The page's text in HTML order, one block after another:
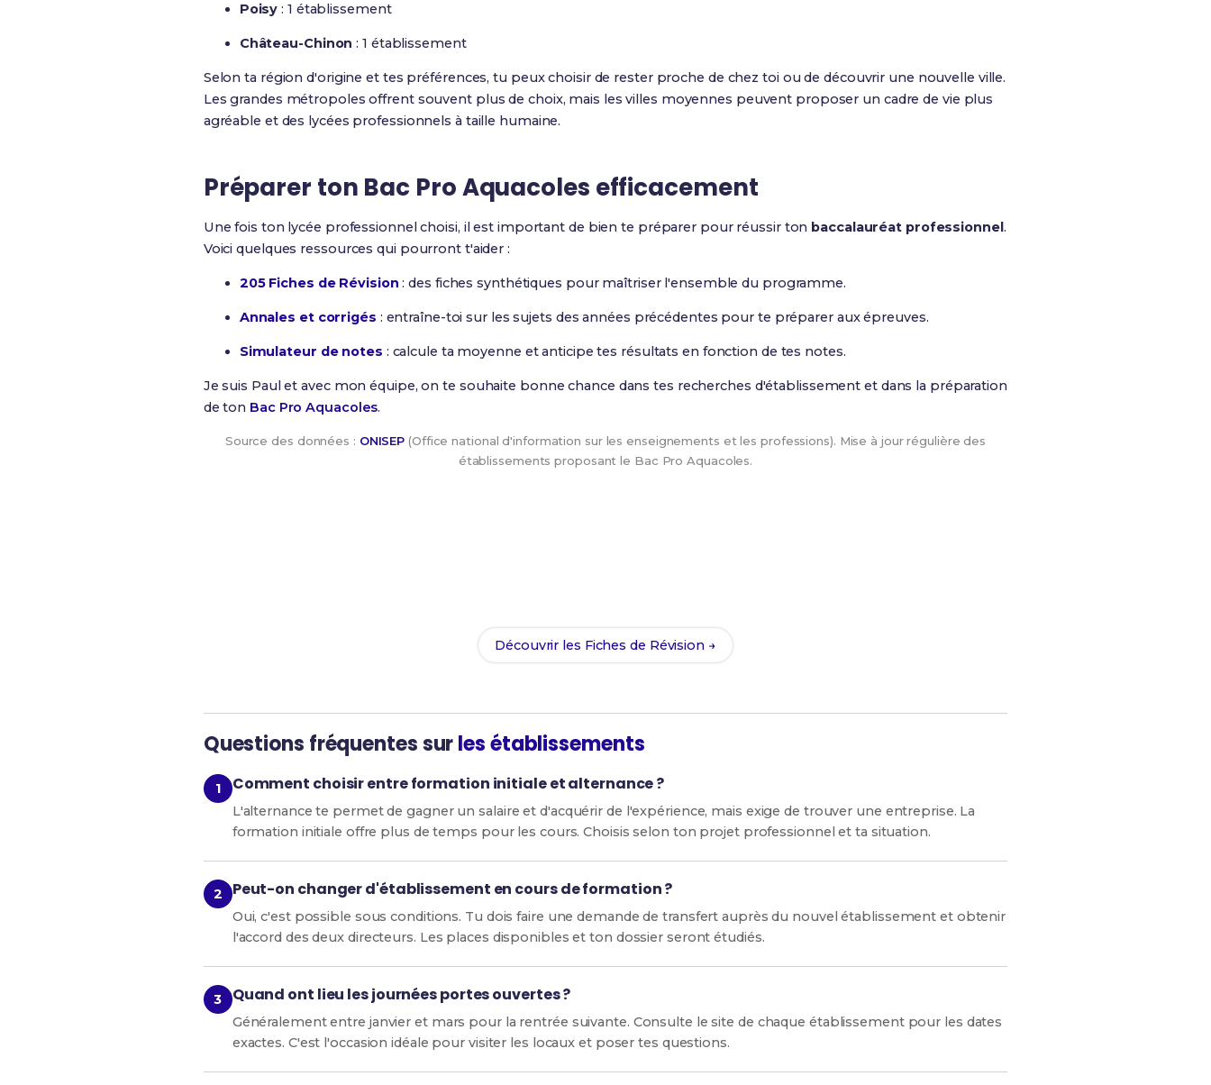
Poisy : 1 établissement
Château-Chinon : 1 établissement
Selon ta région d'origine et tes préférences, tu peux choisir de rester proche de chez toi ou de découvrir une nouvelle ville.
Les grandes métropoles offrent souvent plus de choix, mais les villes moyennes peuvent proposer un cadre de vie plus
agréable et des lycées professionnels à taille humaine.
Préparer ton Bac Pro Aquacoles efficacement
Une fois ton lycée professionnel choisi, il est important de bien te préparer pour réussir ton baccalauréat professionnel.
Voici quelques ressources qui pourront t'aider :
205 Fiches de Révision : des fiches synthétiques pour maîtriser l'ensemble du programme.
Annales et corrigés : entraîne-toi sur les sujets des années précédentes pour te préparer aux épreuves.
Simulateur de notes : calcule ta moyenne et anticipe tes résultats en fonction de tes notes.
Je suis Paul et avec mon équipe, on te souhaite bonne chance dans tes recherches d'établissement et dans la préparation
de ton Bac Pro Aquacoles.
Source des données : ONISEP (Office national d'information sur les enseignements et les professions). Mise à jour régulière des
établissements proposant le Bac Pro Aquacoles.
Découvrir les Fiches de Révision →
Questions fréquentes surles établissements
Comment choisir entre formation initiale et alternance ?
L'alternance te permet de gagner un salaire et d'acquérir de l'expérience, mais exige de trouver une entreprise. La
formation initiale offre plus de temps pour les cours. Choisis selon ton projet professionnel et ta situation.
Peut-on changer d'établissement en cours de formation ?
Oui, c'est possible sous conditions. Tu dois faire une demande de transfert auprès du nouvel établissement et obtenir
l'accord des deux directeurs. Les places disponibles et ton dossier seront étudiés.
Quand ont lieu les journées portes ouvertes ?
Généralement entre janvier et mars pour la rentrée suivante. Consulte le site de chaque établissement pour les dates
exactes. C'est l'occasion idéale pour visiter les locaux et poser tes questions.